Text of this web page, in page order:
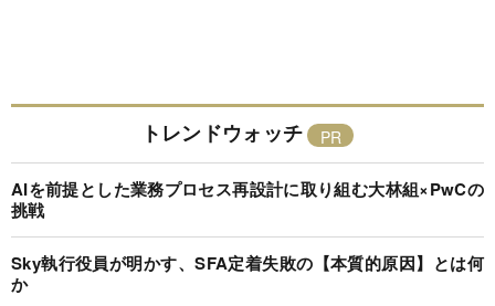
トレンドウォッチ
AIを前提とした業務プロセス再設計に取り組む大林組×PwCの
挑戦
Sky執行役員が明かす、SFA定着失敗の【本質的原因】とは何
か